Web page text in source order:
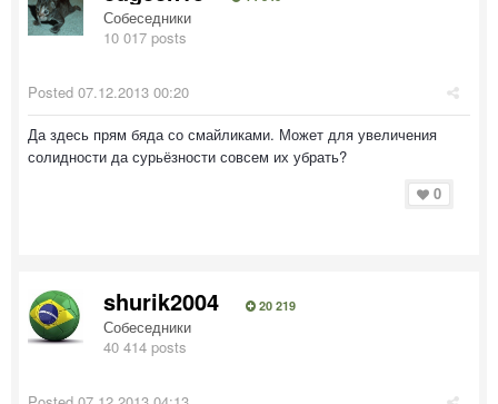
Собеседники
10 017 posts
Posted 07.12.2013 00:20
Да здесь прям бяда со смайликами. Может для увеличения
солидности да сурьёзности совсем их убрать?
0
shurik2004 20 219
Собеседники
40 414 posts